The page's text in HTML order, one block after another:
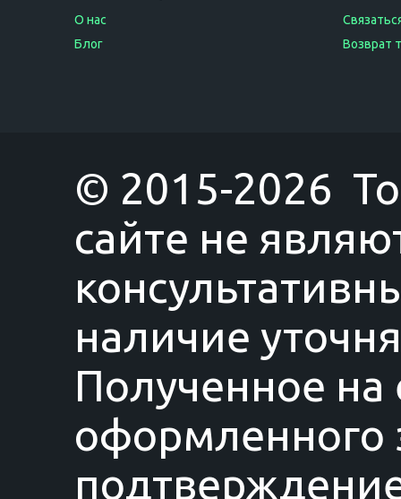
О нас
Блог
Возврат
© 2015-2026
сайте не
наличие
Полученное на
оформленного